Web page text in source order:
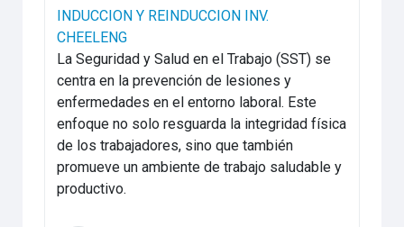
INDUCCION Y REINDUCCION INV.
CHEELENG
La Seguridad y Salud en el Trabajo (SST) se
centra en la prevención de lesiones y
enfermedades en el entorno laboral. Este
enfoque no solo resguarda la integridad física
de los trabajadores, sino que también
promueve un ambiente de trabajo saludable y
productivo.